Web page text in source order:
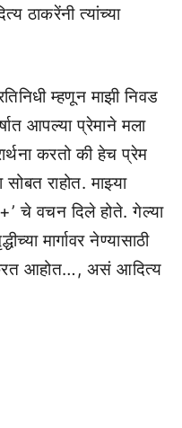
ठाकरेंनी त्यांच्या
म्हणून माझी निवड
आपल्या प्रेमाने मला
करतो की हेच प्रेम
राहोत. माझ्या
चे वचन दिले होते. गेल्या
मार्गावर नेण्यासाठी
आहोत…, असं आदित्य